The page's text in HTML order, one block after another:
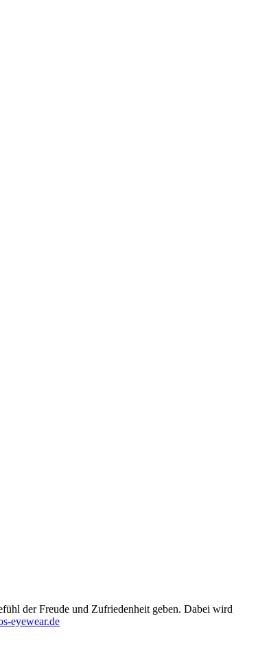
der Freude und Zufriedenheit geben. Dabei wird
eyewear.de